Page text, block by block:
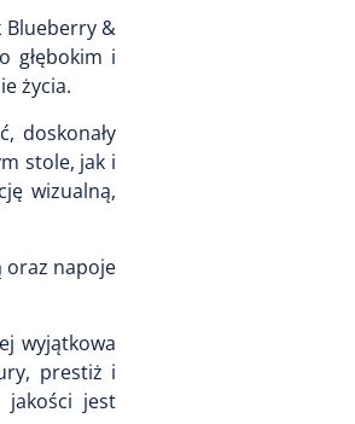
Blueberry &
głębokim i
życia.
doskonały
stole, jak i
wizualną,
oraz napoje
wyjątkowa
prestiż i
jakości jest